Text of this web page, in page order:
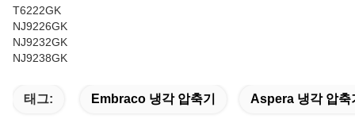
T6222GK
NJ9226GK
NJ9232GK
NJ9238GK
태그: Embraco 냉각 압축기 Aspera 냉각 압축